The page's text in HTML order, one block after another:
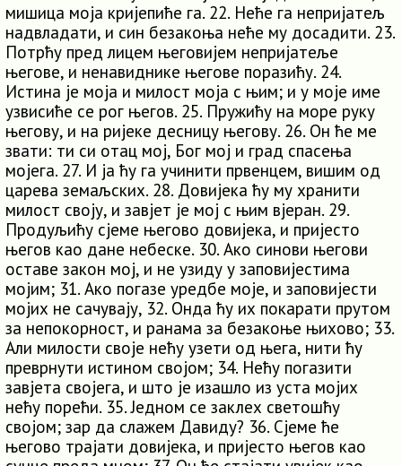
мишица моја кријепиће га. 22. Неће га непријатељ
надвладати, и син безакоња неће му досадити. 23.
Потрћу пред лицем његовијем непријатеље
његове, и ненавиднике његове поразићу. 24.
Истина је моја и милост моја с њим; и у моје име
узвисиће се рог његов. 25. Пружићу на море руку
његову, и на ријеке десницу његову. 26. Он ће ме
звати: ти си отац мој, Бог мој и град спасења
мојега. 27. И ја ћу га учинити првенцем, вишим од
царева земаљских. 28. Довијека ћу му хранити
милост своју, и завјет је мој с њим вјеран. 29.
Продуљићу сјеме његово довијека, и пријесто
његов као дане небеске. 30. Ако синови његови
оставе закон мој, и не узиду у заповијестима
мојим; 31. Ако погазе уредбе моје, и заповијести
мојих не сачувају, 32. Онда ћу их покарати прутом
за непокорност, и ранама за безакоње њихово; 33.
Али милости своје нећу узети од њега, нити ћу
преврнути истином својом; 34. Нећу погазити
завјета својега, и што је изашло из уста мојих
нећу порећи. 35. Једном се заклех светошћу
својом; зар да слажем Давиду? 36. Сјеме ће
његово трајати довијека, и пријесто његов као